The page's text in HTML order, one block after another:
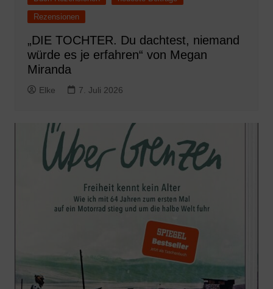
Rezensionen
„DIE TOCHTER. Du dachtest, niemand
würde es je erfahren“ von Megan
Miranda
Elke 7. Juli 2026